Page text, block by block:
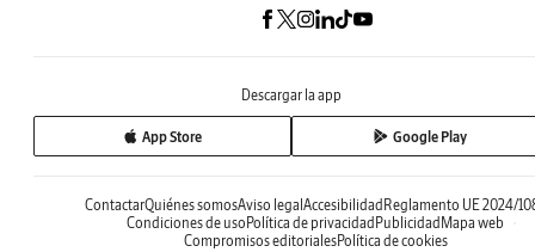
Descargar la app
App Store Google Play
ContactarQuiénes somosAviso legal Accesibilidad Reglamento UE 2024/
Condiciones de uso Política de privacidad Publicidad Mapa web
Compromisos editorialesPolítica de cookies